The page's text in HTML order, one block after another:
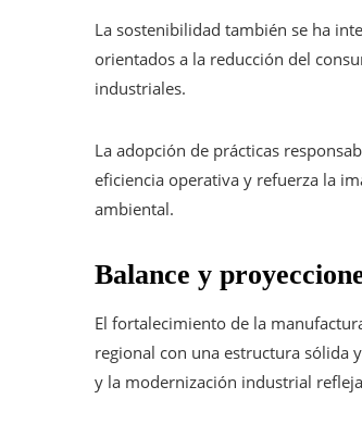
La sostenibilidad también se ha
orientados a la reducción del
industriales.
La adopción de prácticas
eficiencia operativa y refuerza la
ambiental.
Balance y
El fortalecimiento de la
regional con una estructura sólida
y la modernización industrial